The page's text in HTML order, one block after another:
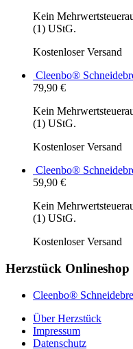
Kein
(1) UStG.
Kostenloser Versand
Cleenbo®
79,90 €
Kein
(1) UStG.
Kostenloser Versand
Cleenbo®
59,90 €
Kein
(1) UStG.
Kostenloser Versand
Herzstück Onlineshop
Cleenbo®
Über Herzstück
Impressum
Datenschutz